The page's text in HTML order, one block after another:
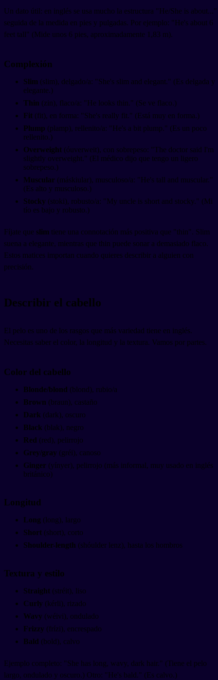
Un dato útil: en inglés se usa mucho la estructura "He/She is about..."
seguida de la medida en pies y pulgadas. Por ejemplo: "He's about 6
feet tall" (Mide unos 6 pies, aproximadamente 1,83 m).
Complexión
Slim (slim), delgado/a: "She's slim and elegant." (Es delgada y
elegante.)
Thin (zin), flaco/a: "He looks thin." (Se ve flaco.)
Fit (fit), en forma: "She's really fit." (Está muy en forma.)
Plump (plamp), rellenito/a: "He's a bit plump." (Es un poco
rellenito.)
Overweight (óuverweit), con sobrepeso: "The doctor said I'm
slightly overweight." (El médico dijo que tengo un ligero
sobrepeso.)
Muscular (máskiular), musculoso/a: "He's tall and muscular."
(Es alto y musculoso.)
Stocky (stoki), robusto/a: "My uncle is short and stocky." (Mi
tío es bajo y robusto.)
Fíjate que slim tiene una connotación más positiva que "thin". Slim
suena a elegante, mientras que thin puede sonar a demasiado flaco.
Estos matices importan cuando quieres describir a alguien con
precisión.
Describir el cabello
El pelo es uno de los rasgos que más variedad tiene en inglés.
Necesitas saber el color, la longitud y la textura. Vamos por partes.
Color del cabello
Blonde/blond (blond), rubio/a
Brown (braun), castaño
Dark (dark), oscuro
Black (blak), negro
Red (red), pelirrojo
Grey/gray (gréi), canoso
Ginger (yínyer), pelirrojo (más informal, muy usado en inglés
británico)
Longitud
Long (long), largo
Short (short), corto
Shoulder-length (shóulder lenz), hasta los hombros
Textura y estilo
Straight (stréit), liso
Curly (kérli), rizado
Wavy (wéivi), ondulado
Frizzy (frízi), encrespado
Bald (bold), calvo
Ejemplo completo: "She has long, wavy, dark hair." (Tiene el pelo
largo, ondulado y oscuro.) Otro: "He's bald." (Es calvo.)